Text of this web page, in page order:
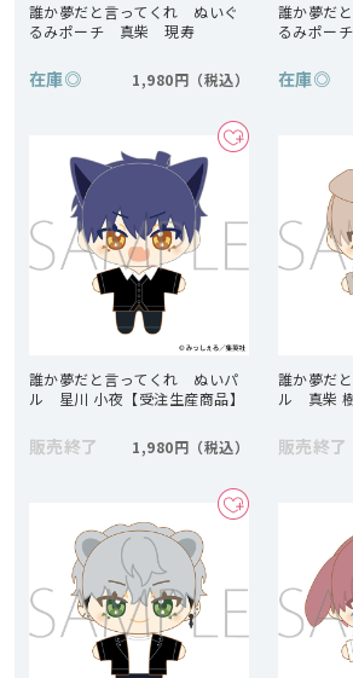
誰か夢だと言ってくれ ぬいぐ
るみポーチ 真柴 現寿
在庫◎ 1,980円
誰か夢だ
るみポー
在庫◎
誰か夢だと言ってくれ ぬいパ
ル 星川 小夜【受注生産商品】
販売終了 1,980円
誰か夢だ
ル 真柴 樹
販売終了